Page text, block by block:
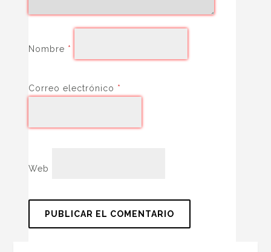
Nombre *
Correo electrónico *
Web